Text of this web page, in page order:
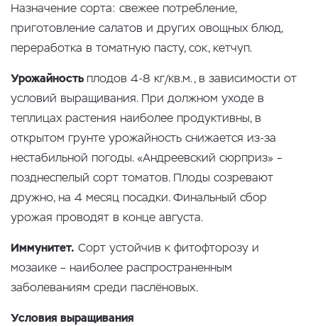
Назначение сорта: свежее потребление,
приготовление салатов и других овощных блюд,
переработка в томатную пасту, сок, кетчуп.
Урожайность плодов 4-8 кг/кв.м., в зависимости от
условий выращивания. При должном уходе в
теплицах растения наиболее продуктивны, в
открытом грунте урожайность снижается из-за
нестабильной погоды. «Андреевский сюрприз» –
позднеспелый сорт томатов. Плоды созревают
дружно, на 4 месяц посадки. Финальный сбор
урожая проводят в конце августа.
Иммунитет. Сорт устойчив к фитофторозу и
мозаике – наиболее распространенным
заболеваниям среди паслёновых.
Условия выращивания